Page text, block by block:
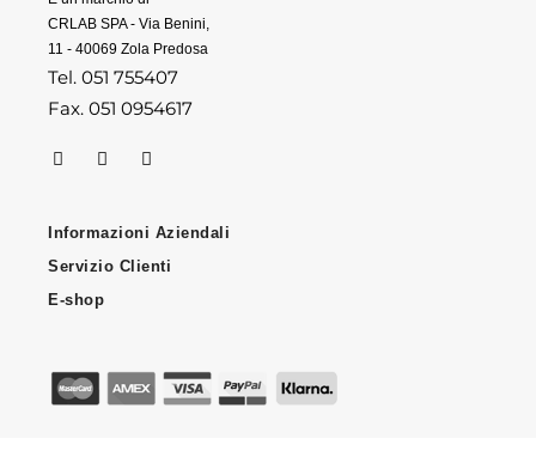
CRLAB SPA - Via Benini,
11 - 40069 Zola Predosa
Tel. 051 755407
Fax. 051 0954617
Informazioni Aziendali
Servizio Clienti
E-shop